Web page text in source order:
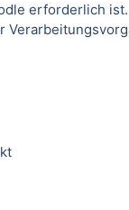
erforderlich